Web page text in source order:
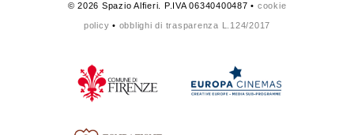
© 2026 Spazio Alfieri. P.IVA 06340400487 • cookie
policy • obblighi di trasparenza L.124/2017